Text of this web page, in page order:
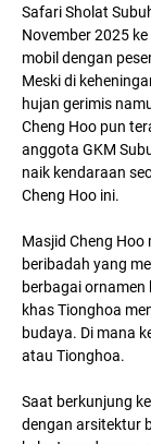
Safari Sholat
November 2025
mobil dengan
Meski di
hujan gerimis
Cheng Hoo pun
anggota GKM
naik kendaraan
Cheng Hoo ini.
Masjid Cheng
beribadah yang
berbagai ornamen
khas Tionghoa
budaya. Di mana
atau Tionghoa.
Saat berkunjung
dengan arsitektur